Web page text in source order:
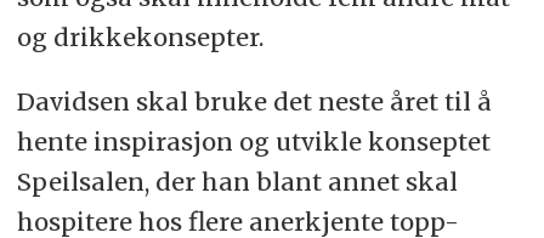
og drikkekonsepter.
Davidsen skal bruke det neste året til å
hente inspirasjon og utvikle konseptet
Speilsalen, der han blant annet skal
hospitere hos flere anerkjente topp-